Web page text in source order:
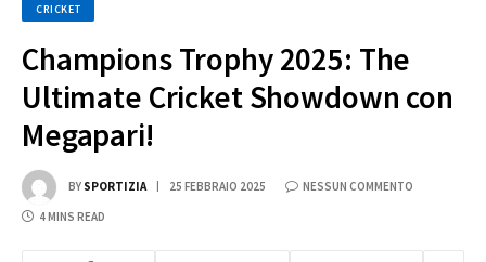
CRICKET
Champions Trophy 2025: The
Ultimate Cricket Showdown con
Megapari!
BY SPORTIZIA 25 FEBBRAIO 2025 NESSUN COMMENTO
4 MINS READ